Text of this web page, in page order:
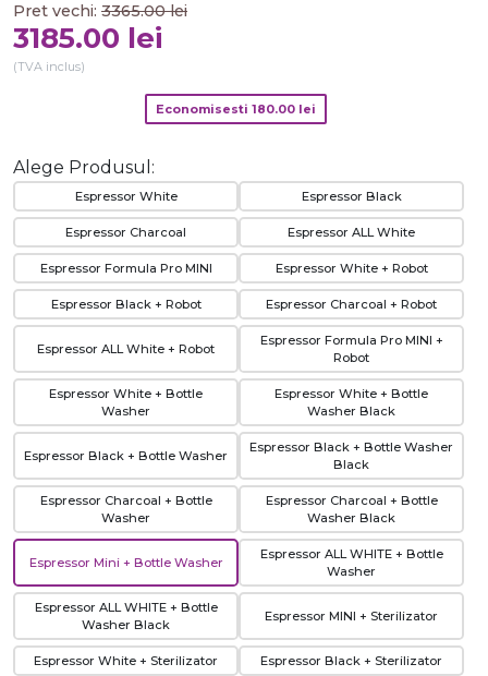
Pret vechi: 3365.00 lei
3185.00 lei
(TVA inclus)
Economisesti 180.00 lei
Alege Produsul:
Espressor White Espressor Black
Espressor Charcoal Espressor ALL White
Espressor Formula Pro MINI Espressor White + Robot
Espressor Black + Robot Espressor Charcoal + Robot
Espressor ALL White + Robot
Espressor Formula Pro MINI +
Robot
Espressor White + Bottle
Washer
Espressor White + Bottle
Washer Black
Espressor Black + Bottle Washer
Espressor Black + Bottle Washer
Black
Espressor Charcoal + Bottle
Washer
Espressor Charcoal + Bottle
Washer Black
Espressor Mini + Bottle Washer
Espressor ALL WHITE + Bottle
Washer
Espressor ALL WHITE + Bottle
Washer Black
Espressor MINI + Sterilizator
Espressor White + Sterilizator Espressor Black + Sterilizator